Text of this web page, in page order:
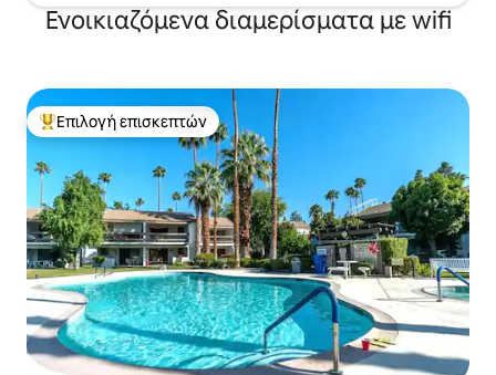
Ενοικιαζόμενα διαμερίσματα με wifi
Κορυφαία επιλογή επισκεπτών
Επιλογή επισκεπτών